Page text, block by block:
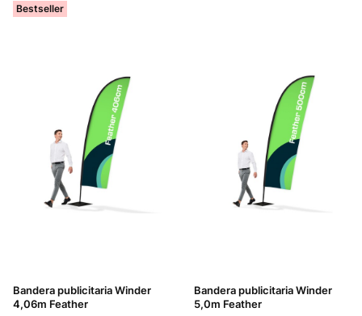
Bestseller
Bandera publicitaria Winder
4,06m Feather
Bandera publicitaria Winder
5,0m Feather